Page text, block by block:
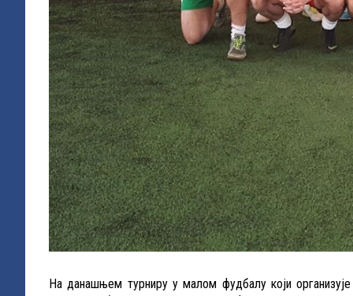
На данашњем турниру у малом фудбалу који